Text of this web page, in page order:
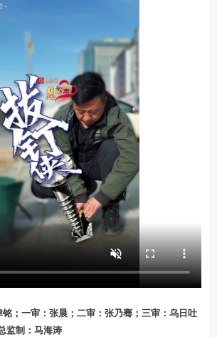
；一审：张晨；二审：张乃骞；三审：乌日吐
监制：马海涛